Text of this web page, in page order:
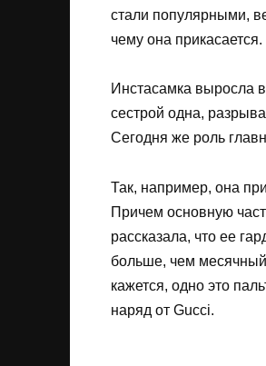
стали популярными,
чему она прикасается.
Инстасамка выросла
сестрой одна,
Сегодня же роль
Так, например, она
Причем основную
рассказала, что ее
больше, чем
кажется, одно это
наряд от Gucci.